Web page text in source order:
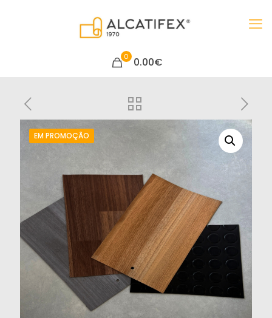
0 0.00€
EM PROMOÇÃO